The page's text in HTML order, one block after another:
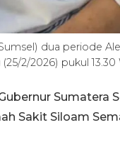
dua periode
2/2026) pukul
Sumatera
Sakit Siloam